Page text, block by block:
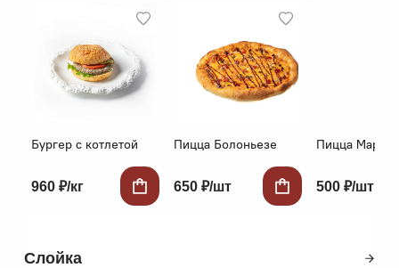
Бургер с котлетой
960 ₽/кг
Пицца Болоньезе
650 ₽/шт
Пицца
500 ₽/шт
Слойка